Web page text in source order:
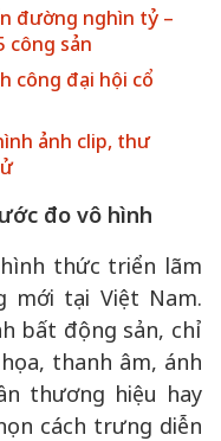
đường nghìn tỷ –
công sản
công đại hội cổ
ảnh clip, thư
đo vô hình
thức triển lãm
mới tại Việt Nam.
bất động sản, chỉ
thanh âm, ánh
thương hiệu hay
cách trưng diễn